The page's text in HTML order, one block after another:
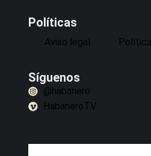
Políticas
· Aviso legal ·
Síguenos
@habanero
HabaneroTV